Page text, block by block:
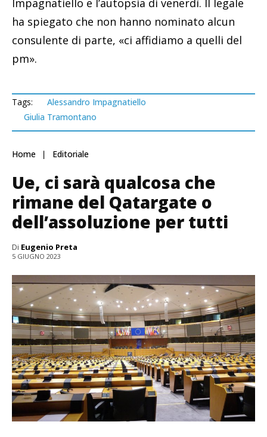
Impagnatiello e l’autopsia di venerdì. Il legale
ha spiegato che non hanno nominato alcun
consulente di parte, «ci affidiamo a quelli del
pm».
Tags:
Alessandro Impagnatiello
Giulia Tramontano
Home Editoriale
Ue, ci sarà qualcosa che
rimane del Qatargate o
dell’assoluzione per tutti
Di Eugenio Preta
5 GIUGNO 2023